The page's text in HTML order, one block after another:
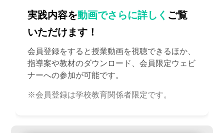
実践内容を動画でさらに詳しく ご覧
いただけます！
会員登録をすると授業動画を視聴できるほか、
指導案や教材のダウンロード、会員限定ウェビ
ナーへの参加が可能です。
※会員登録は学校教育関係者限定です。